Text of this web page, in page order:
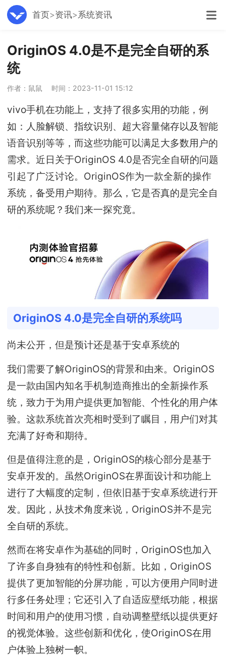
首页 资讯 系统资讯
OriginOS 4.0是不是完全自研的系
统
作者：鼠鼠 时间：2023-11-01 15:12
vivo手机在功能上，支持了很多实用的功能，例
如：人脸解锁、指纹识别、超大容量储存以及智能
语音识别等等，而这些功能可以满足大多数用户的
需求。近日关于OriginOS 4.0是否完全自研的问题
引起了广泛讨论。OriginOS作为一款全新的操作
系统，备受用户期待。那么，它是否真的是完全自
研的系统呢？我们来一探究竟。
OriginOS 4.0是完全自研的系统吗
尚未公开，但是预计还是基于安卓系统的
我们需要了解OriginOS的背景和由来。OriginOS
是一款由国内知名手机制造商推出的全新操作系
统，致力于为用户提供更加智能、个性化的用户体
验。这款系统首次亮相时受到了瞩目，用户们对其
充满了好奇和期待。
但是值得注意的是，OriginOS的核心部分是基于
安卓开发的。虽然OriginOS在界面设计和功能上
进行了大幅度的定制，但依旧基于安卓系统进行开
发。因此，从技术角度来说，OriginOS并不是完
全自研的系统。
然而在将安卓作为基础的同时，OriginOS也加入
了许多自身独有的特性和创新。比如，OriginOS
提供了更加智能的分屏功能，可以方便用户同时进
行多任务处理；它还引入了自适应壁纸功能，根据
时间和用户的使用习惯，自动调整壁纸以提供更好
的视觉体验。这些创新和优化，使OriginOS在用
户体验上独树一帜。